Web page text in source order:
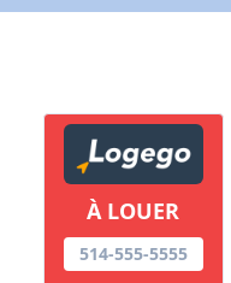
À LOUER
514-555-5555